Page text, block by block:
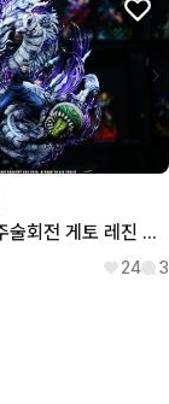
(미개봉)spa사 주술회전 게토 레진 피규어 급처!
24 3